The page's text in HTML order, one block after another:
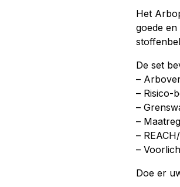
Het
goede
De set
–
– Risico-
–
–
–
–
Doe er